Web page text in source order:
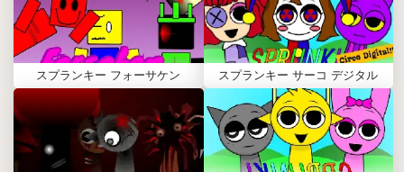
スプランキー フォーサケン スプランキー サーコ デジタル